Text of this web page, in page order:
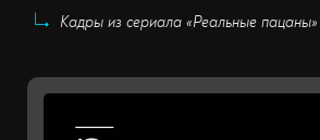
Кадры из сериала «Реальные